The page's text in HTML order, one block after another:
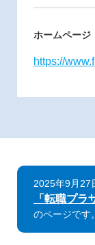
ホームページ
https://
2025年9月27
「転職プラ
のページです。